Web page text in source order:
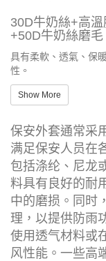
30D牛奶絲+高溫
+50D牛奶絲磨毛
具有柔軟、透氣、保
性。
Show More
保安外套通常采
满足保安人员在
包括涤纶、尼龙
料具有良好的耐
中的磨损。同时
理，以提供防雨
使用透气材料或
风性能。一些高